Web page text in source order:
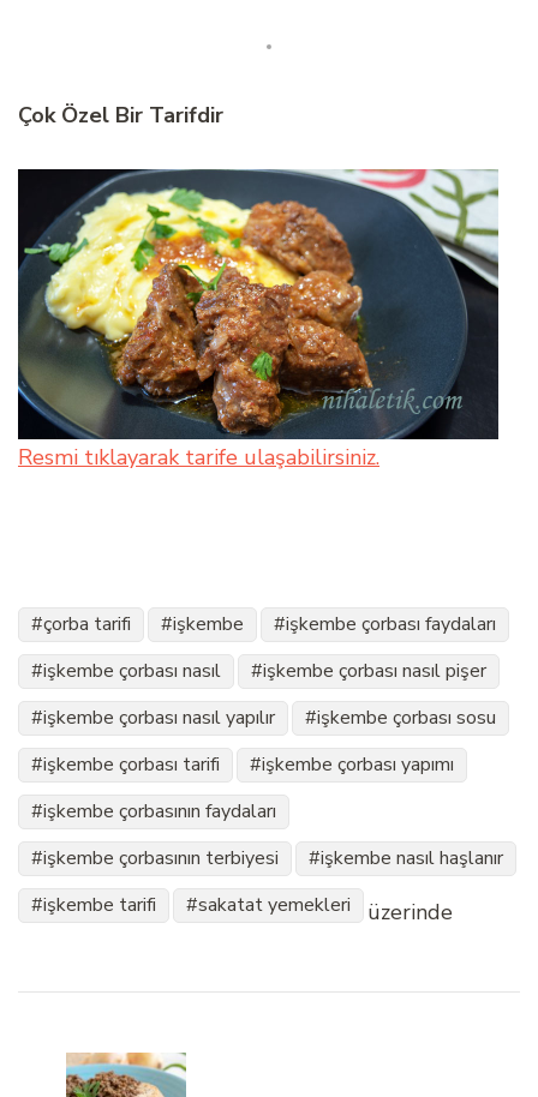
Çok Özel Bir Tarifdir
Resmi tıklayarak tarife ulaşabilirsiniz.
çorba tarifi işkembe
işkembe çorbası faydaları
işkembe çorbası nasıl
işkembe çorbası nasıl pişer
işkembe çorbası nasıl yapılır
işkembe çorbası sosu
işkembe çorbası tarifi
işkembe çorbası yapımı
işkembe çorbasının faydaları
işkembe çorbasının terbiyesi
işkembe nasıl haşlanır
işkembe tarifi
sakatat yemekleri üzerinde
dolaşımı